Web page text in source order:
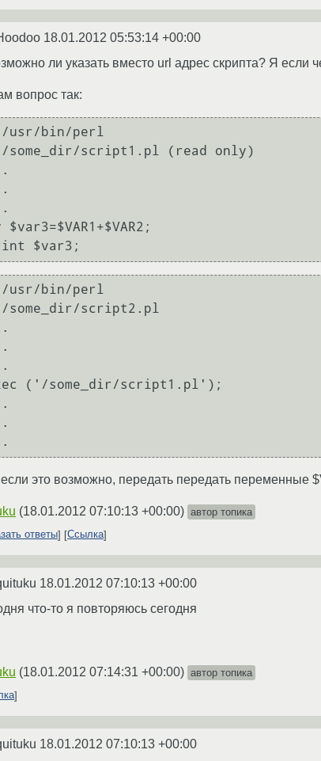
18.01.2012 05:53:14 +00:00
ли указать вместо url адрес скрипта? Я если
вопрос так:
usr/bin/perl
some_dir/script1.pl (read only)
$var3=$VAR1+$VAR2;
usr/bin/perl
some_dir/script2.pl
('/some_dir/script1.pl');
если это возможно, передать передать переменные
(18.01.2012 07:10:13 +00:00) автор топика
ответы
Ссылка
18.01.2012 07:10:13 +00:00
что-то я повторяюсь сегодня
(18.01.2012 07:14:31 +00:00) автор топика
18.01.2012 07:10:13 +00:00